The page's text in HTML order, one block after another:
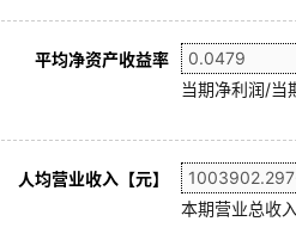
平均净资产收益率
当期净利润/当
人均营业收入【元】
本期营业总收